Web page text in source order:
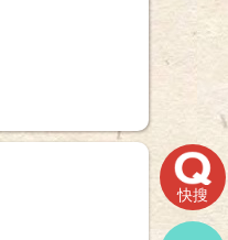
快搜